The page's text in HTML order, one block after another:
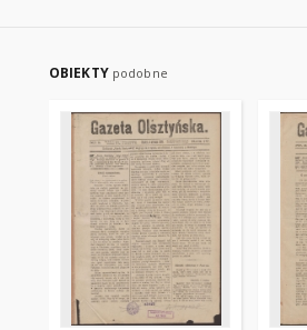
OBIEKTY podobne